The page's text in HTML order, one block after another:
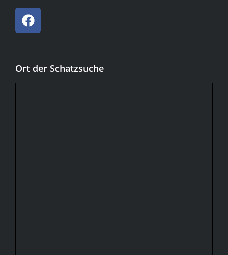
Ort der Schatzsuche